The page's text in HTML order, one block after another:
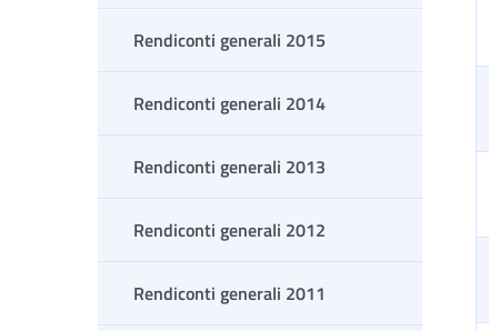
Rendiconti generali 2015
Rendiconti generali 2014
Rendiconti generali 2013
Rendiconti generali 2012
Rendiconti generali 2011